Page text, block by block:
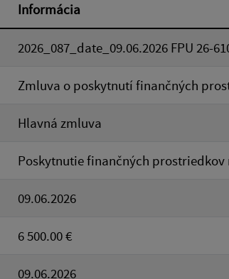
Informácia
2026_087_date_09.06.2026 FPU 26-
Zmluva o poskytnutí finančných
Hlavná zmluva
Poskytnutie finančných
09.06.2026
6 500.00 €
09.06.2026